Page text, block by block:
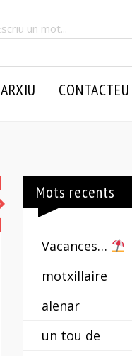
ARXIU CONTACTEU
preclar
Mots recents
Vacances…
motxillaire
alenar
un tou de